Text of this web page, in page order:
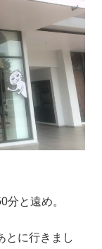
分と遠め。
とに行きまし